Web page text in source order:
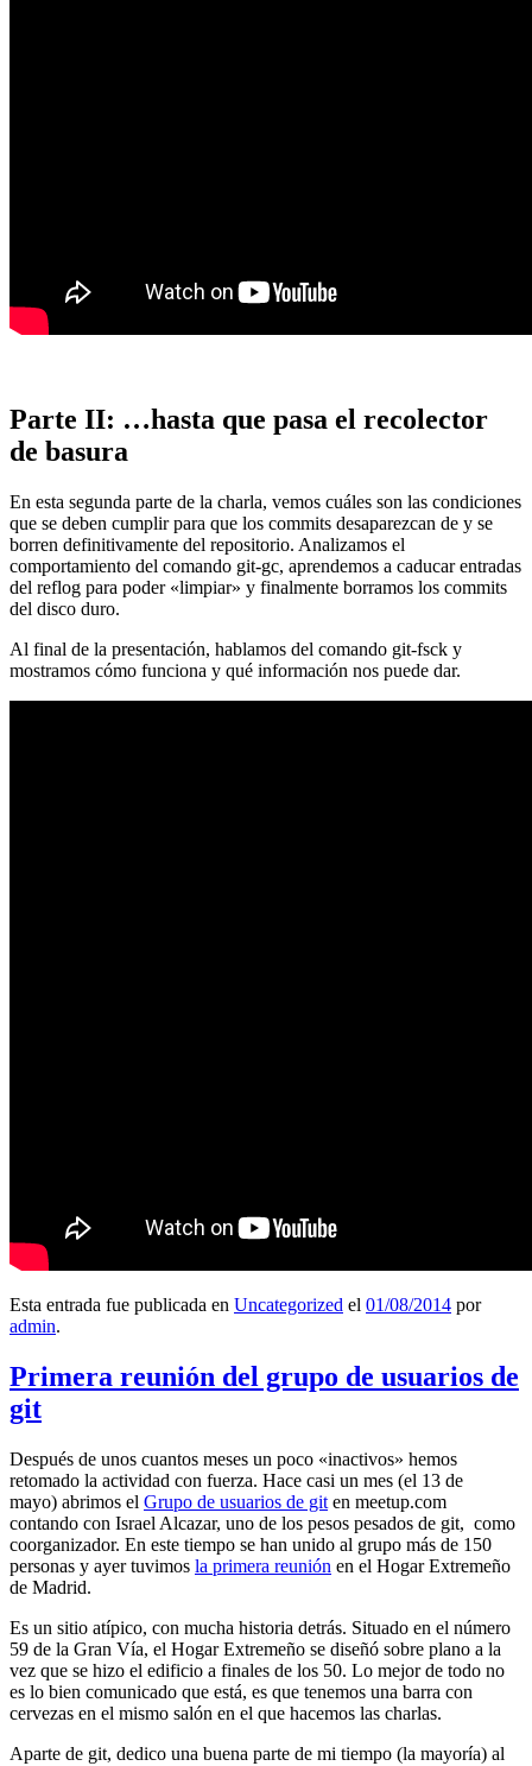
Parte II: …hasta que pasa el recolector
de basura
En esta segunda parte de la charla, vemos cuáles son las condiciones
que se deben cumplir para que los commits desaparezcan de y se
borren definitivamente del repositorio. Analizamos el
comportamiento del comando git-gc, aprendemos a caducar entradas
del reflog para poder «limpiar» y finalmente borramos los commits
del disco duro.
Al final de la presentación, hablamos del comando git-fsck y
mostramos cómo funciona y qué información nos puede dar.
Esta entrada fue publicada en Uncategorized el 01/08/2014 por
admin.
Primera reunión del grupo de usuarios de
git
Después de unos cuantos meses un poco «inactivos» hemos
retomado la actividad con fuerza. Hace casi un mes (el 13 de
mayo) abrimos el Grupo de usuarios de git en meetup.com
contando con Israel Alcazar, uno de los pesos pesados de git, como
coorganizador. En este tiempo se han unido al grupo más de 150
personas y ayer tuvimos la primera reunión en el Hogar Extremeño
de Madrid.
Es un sitio atípico, con mucha historia detrás. Situado en el número
59 de la Gran Vía, el Hogar Extremeño se diseñó sobre plano a la
vez que se hizo el edificio a finales de los 50. Lo mejor de todo no
es lo bien comunicado que está, es que tenemos una barra con
cervezas en el mismo salón en el que hacemos las charlas.
Aparte de git, dedico una buena parte de mi tiempo (la mayoría) al